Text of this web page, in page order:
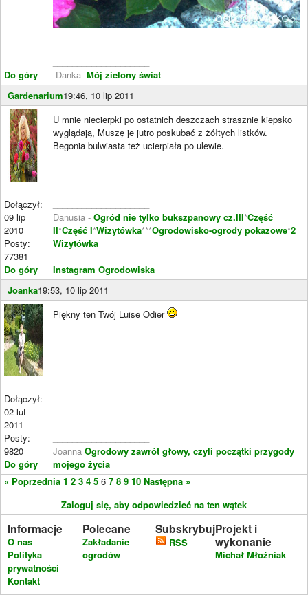
Do góry
-Danka- Mój zielony świat
Gardenarium19:46, 10 lip 2011
Dołączył:
09 lip
2010
Posty:
77381
Do góry
U mnie niecierpki po ostatnich deszczach strasznie kiepsko
wyglądają, Muszę je jutro poskubać z żółtych listków.
Begonia bulwiasta też ucierpiała po ulewie.
Danusia - Ogród nie tylko bukszpanowy cz.III*Część
II*Część I*Wizytówka***Ogrodowisko-ogrody pokazowe*2
Wizytówka
Instagram Ogrodowiska
Joanka19:53, 10 lip 2011
Dołączył:
02 lut
2011
Posty:
9820
Do góry
Piękny ten Twój Luise Odier
Joanna Ogrodowy zawrót głowy, czyli początki przygody
mojego życia
« Poprzednia 1 2 3 4 5 6 7 8 9 10 Następna »
Zaloguj się, aby odpowiedzieć na ten wątek
Informacje
O nas
Polityka
prywatności
Kontakt
Polecane
Zakładanie
ogrodów
Subskrybuj
RSS
Projekt i
wykonanie
Michał Młoźniak